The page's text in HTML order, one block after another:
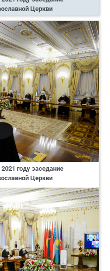
Церкви
году заседание
Церкви